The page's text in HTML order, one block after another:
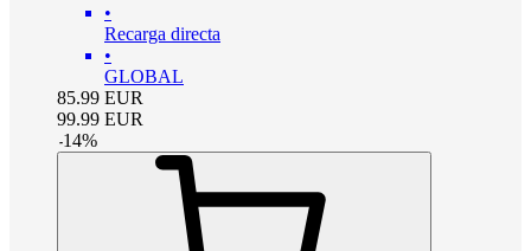
•
Recarga directa
•
GLOBAL
85.99 EUR
99.99 EUR
-14%